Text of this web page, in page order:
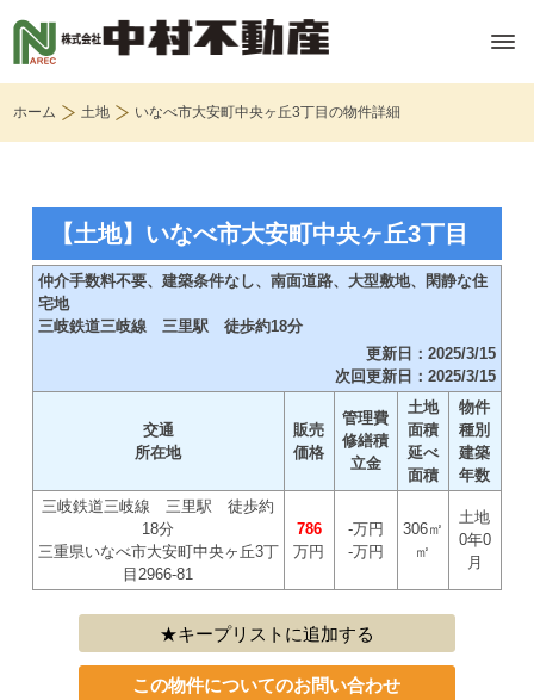
ホーム 土地 いなべ市大安町中央ヶ丘3丁目の物件詳細
【土地】いなべ市大安町中央ヶ丘3丁目
仲介手数料不要、建築条件なし、南面道路、大型敷地、閑静な住
宅地
三岐鉄道三岐線 三里駅 徒歩約18分
更新日：2025/3/15
次回更新日：2025/3/15
交通
所在地
販売
価格
管理費
修繕積
立金
土地
面積
延べ
面積
物件
種別
建築
年数
三岐鉄道三岐線 三里駅 徒歩約
18分
三重県いなべ市大安町中央ヶ丘3丁
目2966-81
786
万円
-万円
-万円
306㎡
㎡
土地
0年0
月
キープリストに追加する
この物件についてのお問い合わせ